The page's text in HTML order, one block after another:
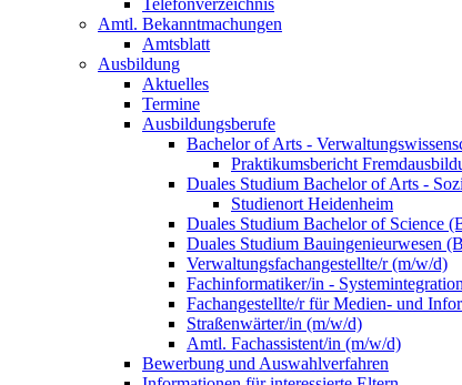
Telefonverzeichnis
Amtl. Bekanntmachungen
Amtsblatt
Ausbildung
Aktuelles
Termine
Ausbildungsberufe
Bachelor of Arts -
Praktikumsbericht
Duales Studium Bachelor of Arts -
Studienort Heidenheim
Duales Studium Bachelor of Science
Duales Studium Bauingenieurwesen
Verwaltungsfachangestellte/r (m/w/d)
Fachinformatiker/in -
Fachangestellte/r für Medien- und
Straßenwärter/in (m/w/d)
Amtl. Fachassistent/in (m/w/d)
Bewerbung und Auswahlverfahren